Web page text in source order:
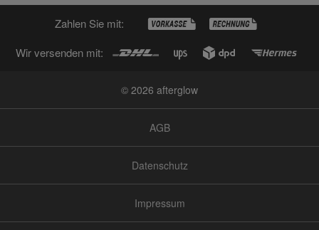
Zahlen Sie mit:
Wir versenden mit:
© 2026 afterglow
AGB
Datenschutz
Impressum